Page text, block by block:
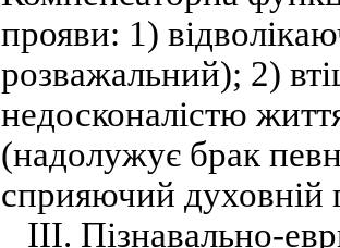
прояви: 1)
розважальний); 2)
недосконалістю
(надолужує брак
сприяючий духовній
ІІІ. Пізнавально-